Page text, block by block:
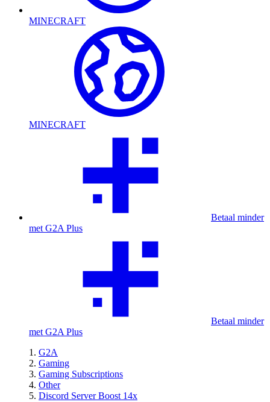
MINECRAFT
MINECRAFT
Betaal minder
met G2A Plus
Betaal minder
met G2A Plus
G2A
Gaming
Gaming Subscriptions
Other
Discord Server Boost 14x